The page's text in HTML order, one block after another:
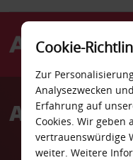
Avis
Cookie-
Zur
Analysezwecken
Erfahrung auf
Cookies. Wir geben
vertrauenswürdige
weiter. Weitere